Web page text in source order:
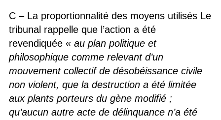
C – La proportionnalité des moyens utilisés Le
tribunal rappelle que l’action a été
revendiquée « au plan politique et
philosophique comme relevant d’un
mouvement collectif de désobéissance civile
non violent, que la destruction a été limitée
aux plants porteurs du gène modifié ;
qu’aucun autre acte de délinquance n’a été